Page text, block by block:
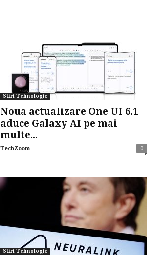
Stiri Tehnologie
Noua actualizare One UI 6.1
aduce Galaxy AI pe mai
multe...
TechZoom 0
Stiri Tehnologie